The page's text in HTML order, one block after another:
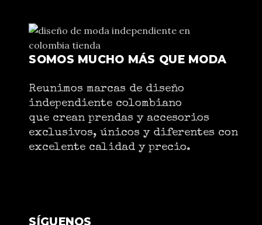
SOMOS MUCHO MÁS QUE MODA
Reunimos marcas de diseño
independiente colombiano
que crean prendas y accesorios
exclusivos, únicos y diferentes con
excelente calidad y precio.
SÍGUENOS